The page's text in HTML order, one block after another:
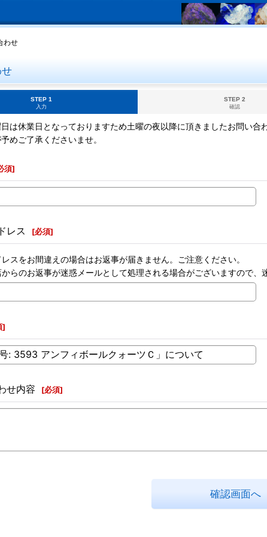
わせ
STEP 1
入力
STEP 2
確認
は休業日となっておりますため土曜の夜以降に頂きましたお問い合
めご了承くださいませ。
須]
レス [必須]
レスをお間違えの場合はお返事が届きません。ご注意ください。
からのお返事が迷惑メールとして処理される場合がございますので、
]
せ内容 [必須]
確認画面へ